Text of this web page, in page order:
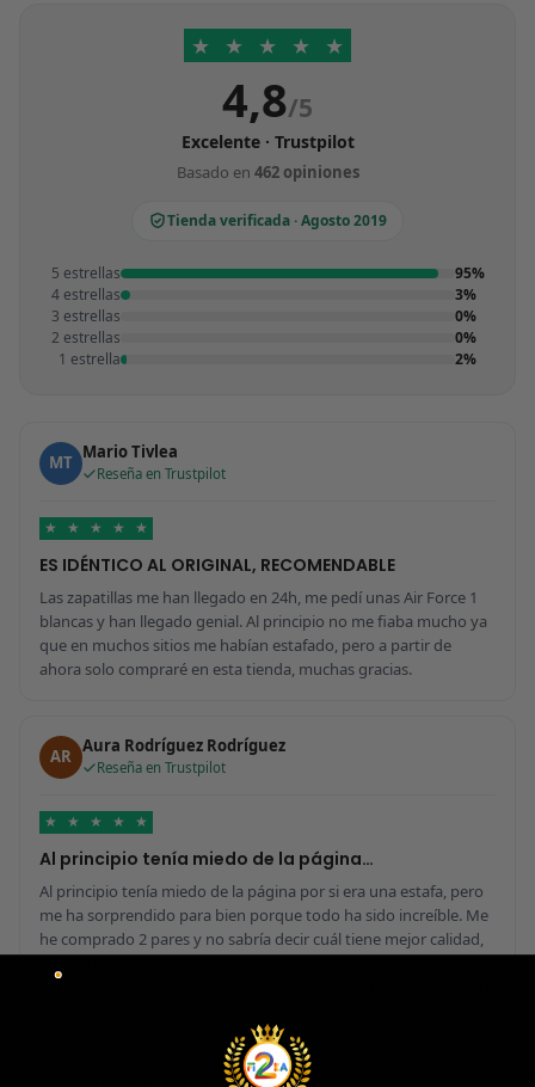
★ ★ ★ ★ ★
4,8/5
Excelente · Trustpilot
Basado en 462 opiniones
Tienda verificada · Agosto 2019
5 estrellas
95%
4 estrellas
3%
3 estrellas
0%
2 estrellas
0%
1 estrella
2%
MT Mario Tivlea
Reseña en Trustpilot
★ ★ ★ ★ ★
ES IDÉNTICO AL ORIGINAL, RECOMENDABLE
Las zapatillas me han llegado en 24h, me pedí unas Air Force 1
blancas y han llegado genial. Al principio no me fiaba mucho ya
que en muchos sitios me habían estafado, pero a partir de
ahora solo compraré en esta tienda, muchas gracias.
AR Aura Rodríguez Rodríguez
Reseña en Trustpilot
★ ★ ★ ★ ★
Al principio tenía miedo de la página…
Al principio tenía miedo de la página por si era una estafa, pero
me ha sorprendido para bien porque todo ha sido increíble. Me
he comprado 2 pares y no sabría decir cuál tiene mejor calidad,